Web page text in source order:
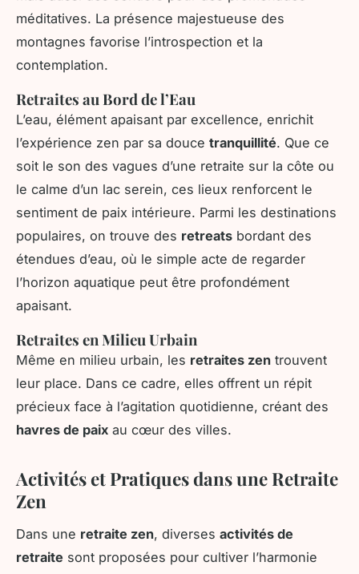
méditatives. La présence majestueuse des
montagnes favorise l’introspection et la
contemplation.
Retraites au Bord de l’Eau
L’eau, élément apaisant par excellence, enrichit
l’expérience zen par sa douce tranquillité. Que ce
soit le son des vagues d’une retraite sur la côte ou
le calme d’un lac serein, ces lieux renforcent le
sentiment de paix intérieure. Parmi les destinations
populaires, on trouve des retreats bordant des
étendues d’eau, où le simple acte de regarder
l’horizon aquatique peut être profondément
apaisant.
Retraites en Milieu Urbain
Même en milieu urbain, les retraites zen trouvent
leur place. Dans ce cadre, elles offrent un répit
précieux face à l’agitation quotidienne, créant des
havres de paix au cœur des villes.
Activités et Pratiques dans une Retraite
Zen
Dans une retraite zen, diverses activités de
retraite sont proposées pour cultiver l’harmonie